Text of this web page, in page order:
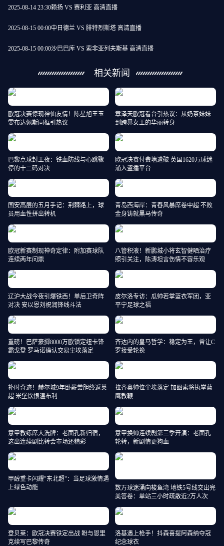
2025-08-14 23:30赖扬 VS 赛利亚 高清直播
2025-08-15 00:00中日德兰 VS 腓特烈斯塔 高清直播
2025-08-15 00:00沙巴巴库 VS 索非亚列夫斯基 高清直播
相关新闻
欧冠决赛惊现神仙友情！陈星旭王玉
雯布达佩斯同框引热议
章泽天欧冠看台引热议：从奶茶妹妹
到跨界女王的华丽转身
巴黎点球封王夜：铁血防线与心跳骤
停的十二码对决
欧冠决赛付费墙遭破 英国1620万球迷
涌入盗播平台
国安高层的五月手记：荆棘路上，球
员用血性拼出转机
青岛西海岸：青春风暴席卷中超 不败
金身铸就黑马传奇
欧冠新赛制现神奇定律：附加赛球队
连续两年问鼎
八管积液！新鹏城小将玄智健晒治疗
照引关注，陈涛坦言伤情不容乐观
辽沪大战今夜引爆铁西！单后卫奇阵
对决 安以恩刘祝润锋线斗法
皮尔洛专访：瓜帅若掌蓝衣军团，亚
平宁足球之福
重磅！巴萨豪掷8000万欧锁定纽卡锋
霸戈登 罗马诺确认交易尘埃落定
齐达内的皇马哲学：稳定为王，曾让C
罗接受轮换
补时奇迹！赫尔城9年卧薪尝胆终返英
超 米堡饮恨温布利
拉齐奥帅位尘埃落定 加图索将执掌蓝
鹰教鞭
意甲教练席大洗牌：老面孔新归宿，
这出连续剧比转会市场还精彩
意甲换帅连续剧第三季开演：老面孔
轮转，新剧情更狗血
甲醇重卡闪耀"东北超"：当足球激情遇
上绿色动能
数万球迷涌向梭鱼湾 地铁5号线交出完
美答卷：单站三小时疏散近2万人次
登贝莱：欧冠决赛铁定出战 盼与恩里
克续写巴黎传奇
洛基遇上枪手！抖森喜提阿森纳夺冠
纪念球衣